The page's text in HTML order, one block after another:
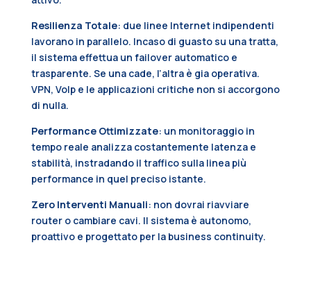
Resilienza Totale: due linee Internet indipendenti
lavorano in parallelo. Incaso di guasto su una tratta,
il sistema effettua un failover automatico e
trasparente. Se una cade, l’altra è gia operativa.
VPN, VoIp e le applicazioni critiche non si accorgono
di nulla.
Performance Ottimizzate: un monitoraggio in
tempo reale analizza costantemente latenza e
stabilità, instradando il traffico sulla linea più
performance in quel preciso istante.
Zero Interventi Manuali: non dovrai riavviare
router o cambiare cavi. Il sistema è autonomo,
proattivo e progettato per la business continuity.